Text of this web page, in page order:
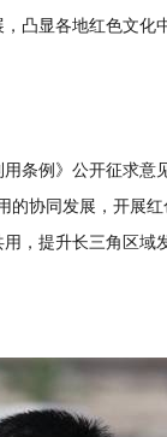
凸显各地红色文化
例》公开征求意
协同发展，开展红
，提升长三角区域